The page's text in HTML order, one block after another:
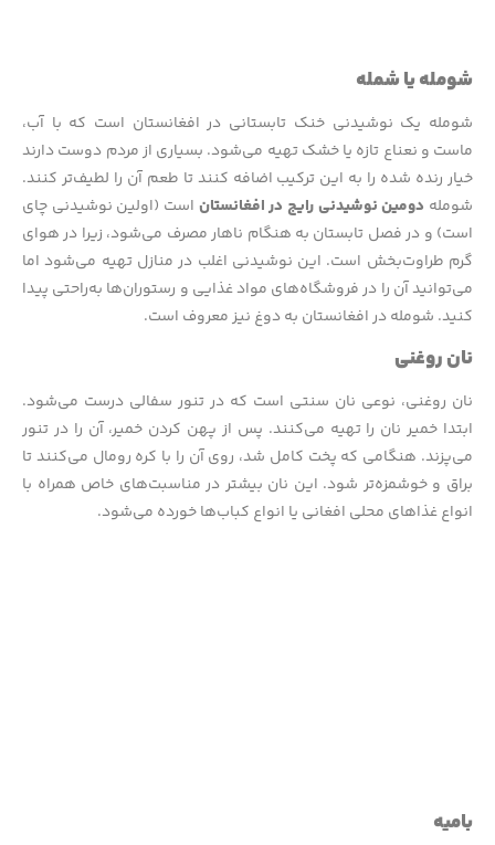
شومله یا شمله
شومله یک نوشیدنی خنک تابستانی در افغانستان است که با آب،
ماست و نعناع تازه یا خشک تهیه می‌شود. بسیاری از مردم دوست دارند
خیار رنده شده را به این ترکیب اضافه کنند تا طعم آن را لطیف‌تر کنند.
شومله دومین نوشیدنی رایج در افغانستان است (اولین نوشیدنی چای
است) و در فصل تابستان به هنگام ناهار مصرف می‌شود، زیرا در هوای
گرم طراوت‌بخش است. این نوشیدنی اغلب در منازل تهیه می‌شود اما
می‌توانید آن را در فروشگاه‌های مواد غذایی و رستوران‌ها به‌راحتی پیدا
کنید. شومله در افغانستان به دوغ نیز معروف است.
نان روغنی
نان روغنی، نوعی نان سنتی است که در تنور سفالی درست می‌شود.
ابتدا خمیر نان را تهیه می‌کنند. پس از پهن کردن خمیر، آن را در تنور
می‌پزند. هنگامی که پخت کامل شد، روی آن را با کره رومال می‌کنند تا
براق و خوشمزه‌تر شود. این نان بیشتر در مناسبت‌های خاص همراه با
انواع غذاهای محلی افغانی یا انواع کباب‌ها خورده می‌شود.
بامیه